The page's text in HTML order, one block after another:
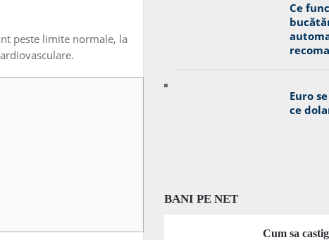
peste limite normale, la
Ce
Euro
ce
BANI PE NET
Cum sa